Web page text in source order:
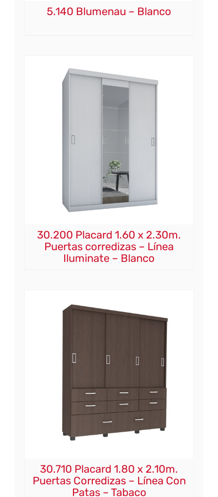
5.140 Blumenau – Blanco
30.200 Placard 1.60 x 2.30m.
Puertas corredizas – Línea
Iluminate – Blanco
30.710 Placard 1.80 x 2.10m.
Puertas Corredizas – Línea Con
Patas – Tabaco